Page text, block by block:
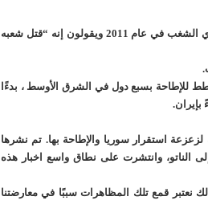
لقد تعلمنا أن نكره الرئيس الأسد لأنه اتخذ إجراءات صارمة ضد مثيري الشغب في عام 2011 ويقولون إنه “قتل شعبه
خطط للإطاحة بسبع دول في الشرق الأوسط ، بدءًا
بإيران.
لزعزعة استقرار سوريا والإطاحة بها. تم نشرها
الناتو، وانتشرت على نطاق واسع اخبار هذه
قمع تلك المظاهرات سببًا في معارضتنا